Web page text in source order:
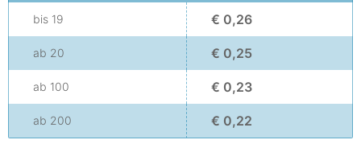
bis 19 € 0,26
ab 20 € 0,25
ab 100 € 0,23
ab 200 € 0,22